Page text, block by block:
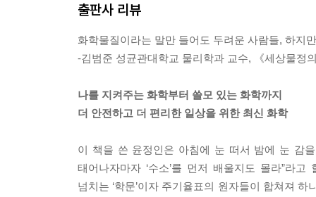
사실 실험실이든 집이든 밀폐된 공간의 공기질은
즉 그 공간에서 산소의 농도는 줄고, 이산화탄소
다. 달리는 차 안에서 환기하지 않고 장시간 운전
과거 햇빛으로 인한 피부 손상 질환은 특정 지역
젠 지구상 어느 나라도 자외선으로부터 안전하지
--- p.73
출판사 리뷰
화학물질이라는 말만 들어도 두려운 사람들, 하지
-김범준 성균관대학교 물리학과 교수, 《세상물정
나를 지켜주는 화학부터 쓸모 있는 화학까지
더 안전하고 더 편리한 일상을 위한 최신 화학
이 책을 쓴 윤정인은 아침에 눈 떠서 밤에 눈 감
태어나자마자 ‘수소’를 먼저 배울지도 몰라”라
넘치는 ‘학문’이자 주기율표의 원자들이 합쳐져 하